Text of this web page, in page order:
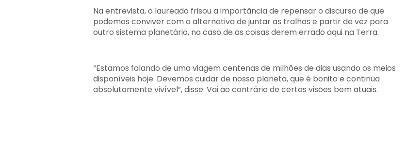
Na entrevista, o laureado frisou a importância de repensar o discurso de que
podemos conviver com a alternativa de juntar as tralhas e partir de vez para
outro sistema planetário, no caso de as coisas derem errado aqui na Terra.
“Estamos falando de uma viagem centenas de milhões de dias usando os meios
disponíveis hoje. Devemos cuidar de nosso planeta, que é bonito e continua
absolutamente vivível”, disse. Vai ao contrário de certas visões bem atuais.